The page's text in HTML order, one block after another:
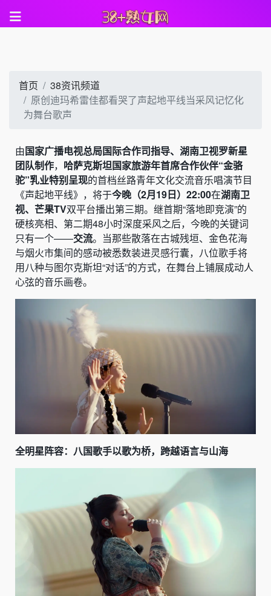
首页
38资讯频道
原创迪玛希雷佳都看哭了声起地平线当采风记忆化
为舞台歌声
由国家广播电视总局国际合作司指导、湖南卫视罗新星
团队制作， 哈萨克斯坦国家旅游年首席合作伙伴“金骆
驼”乳业特别呈现的首档丝路青年文化交流音乐唱演节目
《声起地平线》，将于今晚（2月19日）22:00在湖南卫
视、芒果TV双平台播出第三期。继首期“落地即竞演”的
硬核亮相、第二期48小时深度采风之后，今晚的关键词
只有一个——交流。当那些散落在古城残垣、金色花海
与烟火市集间的感动被悉数装进灵感行囊，八位歌手将
用八种与图尔克斯坦“对话”的方式，在舞台上铺展成动人
心弦的音乐画卷。
全明星阵容：八国歌手以歌为桥，跨越语言与山海